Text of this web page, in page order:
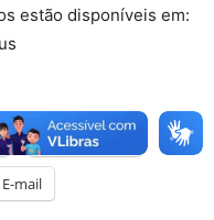
estão disponíveis em:
Telegram
E-mail